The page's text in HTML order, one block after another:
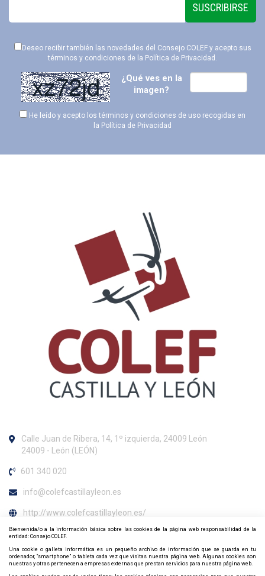
SUSCRIBIRSE
Deseo recibir también las novedades del Consejo COLEF y acepto sus
términos y condiciones de la Política de Privacidad .
¿Qué ves en la
imagen?
He leído y acepto los términos y condiciones de uso recogidas en
la Política de Privacidad
Calle Juan de Ribera, 14, 1º izquierda, 24009 León
24009 - León (LEÓN)
601 340 020
info@colefcastillayleon.es
http://www.colefcastillayleon.es/
Horario de atención al colegiado
De lunes a viernes de 9h. a 14h.
Bienvenida/o a la información básica sobre las cookies de la página web responsabilidad de la
entidad: Consejo COLEF.
Una cookie o galleta informática es un pequeño archivo de información que se guarda en tu
ordenador, “smartphone” o tableta cada vez que visitas nuestra página web. Algunas cookies son
nuestras y otras pertenecen a empresas externas que prestan servicios para nuestra página web.